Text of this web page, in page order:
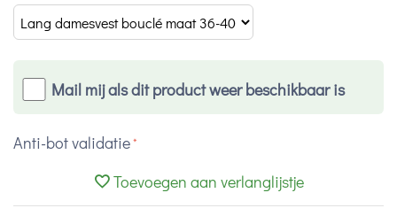
Mail mij als dit product weer beschikbaar is
Anti-bot validatie
Toevoegen aan verlanglijstje